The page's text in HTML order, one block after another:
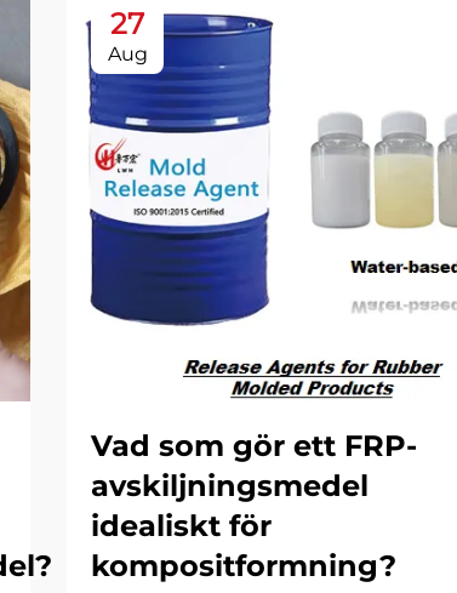
27
Aug
Vad som gör ett FRP-
avskiljningsmedel
idealiskt för
kompositformning?